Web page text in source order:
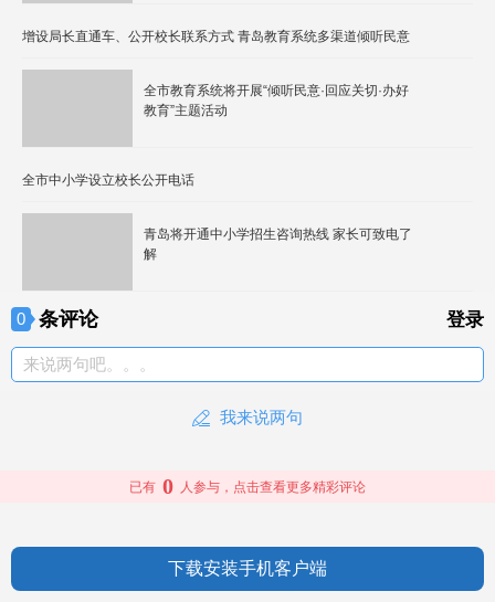
增设局长直通车、公开校长联系方式 青岛教育系统多渠道倾听民意
全市教育系统将开展“倾听民意·回应关切·办好
教育”主题活动
全市中小学设立校长公开电话
青岛将开通中小学招生咨询热线 家长可致电了
解
0 条评论 登录
来说两句吧。。。
我来说两句
已有 0 人参与，点击查看更多精彩评论
下载安装手机客户端